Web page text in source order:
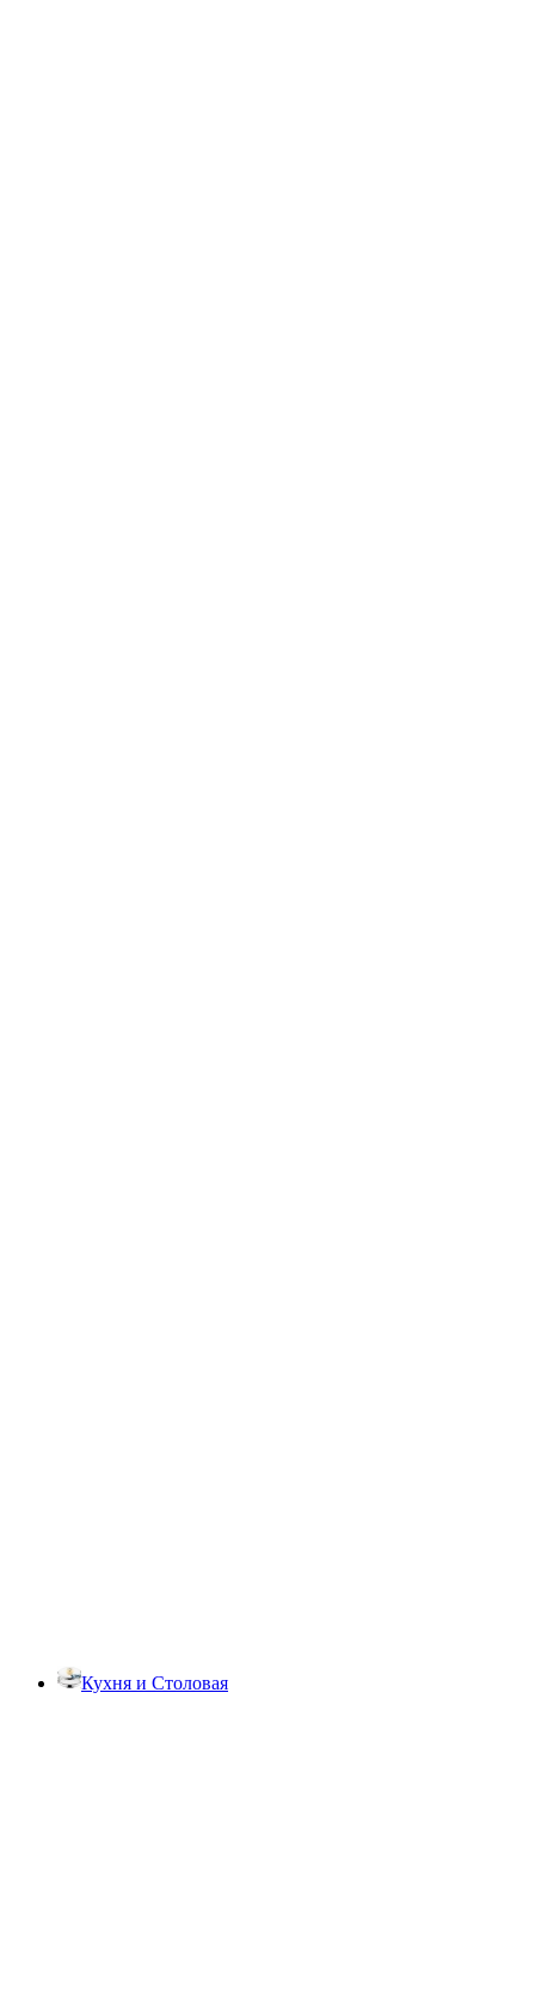
Кухня и Столовая